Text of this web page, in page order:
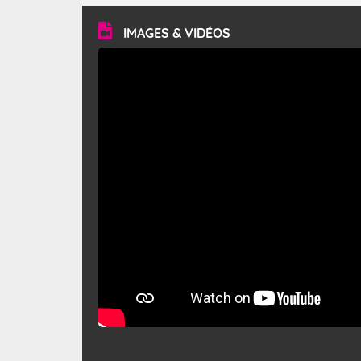
vitesse moyenne de 50 km/h et atteindre 80 à 100 km/h
en rafales, parfois davantage. Il parcourt la basse vallée
du Rhône et la Provence et envahit le littoral
méditerranéen à partir de la Camargue.
IMAGES & VIDÉOS